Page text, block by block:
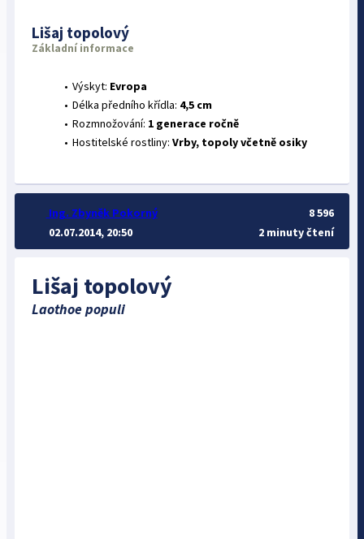
Lišaj topolový
Laothoe populi
Lišaj topolový
Základní informace
Výskyt: Evropa
Délka předního křídla: 4,5 cm
Rozmnožování: 1 generace ročně
Hostitelské rostliny: Vrby, topoly včetně osiky
Ing. Zbyněk Pokorný
02.07.2014, 20:50
8 596
2 minuty čtení